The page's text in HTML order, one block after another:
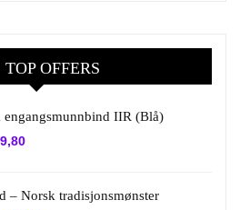
TOP OFFERS
IIR (Blå)
9,80Nåværende
– Norsk tradisjonsmønster